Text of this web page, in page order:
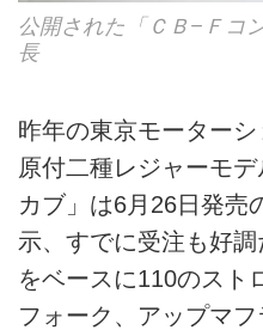
公開された「ＣＢ−Ｆコ
長
昨年の東京モーター
原付二種レジャーモ
カブ」は6月26日発売
示、すでに受注も好
をベースに110のスト
フォーク、アップマ